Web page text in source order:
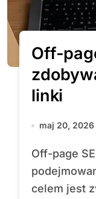
Off-
linki
maj 20, 2026
Off-page SEO to zbiór działań
celem jest